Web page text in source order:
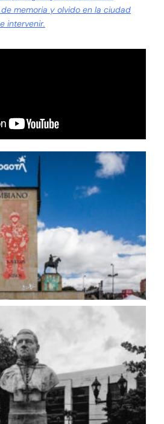
de memoria y olvido en la ciudad
intervenir.